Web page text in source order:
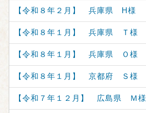
【令和８年２月】 兵庫県 H様
【令和８年１月】 兵庫県 Ｔ様
【令和８年１月】 兵庫県 Ｏ様
【令和８年１月】 京都府 Ｓ様
【令和７年１２月】 広島県 Ｍ様